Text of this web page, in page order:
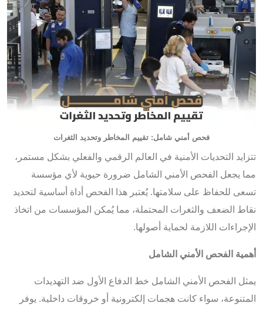
فحص أمني شامل: تقييم المخاطر وتحديد الثغرات
تتزايد التحديات الأمنية في العالم الرقمي والفعلي بشكل مستمر،
مما يجعل الفحص الأمني الشامل ضرورة حيوية لأي مؤسسة
تسعى للحفاظ على سلامتها. يُعتبر هذا الفحص أداة أساسية لتحديد
نقاط الضعف والثغرات المحتملة، مما يُمكن المؤسسات من اتخاذ
الإجراءات اللازمة لحماية أصولها.
أهمية الفحص الأمني الشامل
يمثل الفحص الأمني الشامل خط الدفاع الأول ضد التهديدات
المتنوعة، سواء كانت هجمات إلكترونية أو خروقات داخلية. يوفر